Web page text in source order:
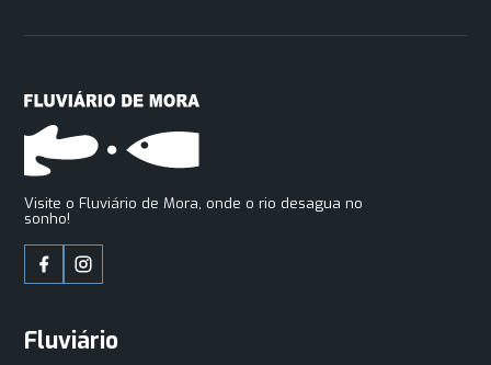
Visite o Fluviário de Mora, onde o rio desagua no
sonho!
Fluviário